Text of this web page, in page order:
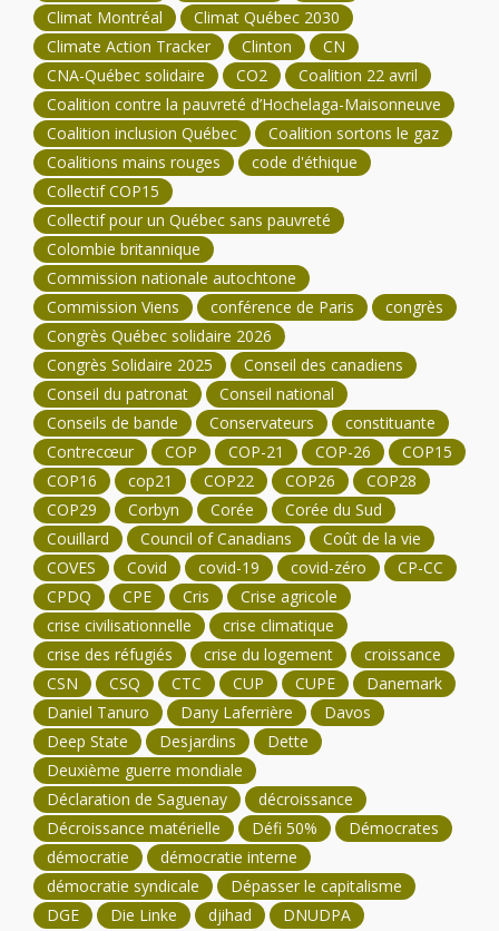
Climat Montréal
Climat Québec 2030
Climate Action Tracker
Clinton
CN
CNA-Québec solidaire
CO2
Coalition 22 avril
Coalition contre la pauvreté d’Hochelaga-Maisonneuve
Coalition inclusion Québec
Coalition sortons le gaz
Coalitions mains rouges
code d'éthique
Collectif COP15
Collectif pour un Québec sans pauvreté
Colombie britannique
Commission nationale autochtone
Commission Viens
conférence de Paris
congrès
Congrès Québec solidaire 2026
Congrès Solidaire 2025
Conseil des canadiens
Conseil du patronat
Conseil national
Conseils de bande
Conservateurs
constituante
Contrecœur
COP COP-21 COP-26
COP15
COP16
cop21 COP22 COP26
COP28
COP29
Corbyn Corée
Corée du Sud
Couillard
Council of Canadians
Coût de la vie
COVES
Covid covid-19 covid-zéro
CP-CC
CPDQ
CPE Cris
Crise agricole
crise civilisationnelle
crise climatique
crise des réfugiés
crise du logement
croissance
CSN
CSQ CTC CUP CUPE
Danemark
Daniel Tanuro
Dany Laferrière
Davos
Deep State
Desjardins
Dette
Deuxième guerre mondiale
Déclaration de Saguenay
décroissance
Décroissance matérielle
Défi 50%
Démocrates
démocratie
démocratie interne
démocratie syndicale
Dépasser le capitalisme
DGE
Die Linke djihad
DNUDPA